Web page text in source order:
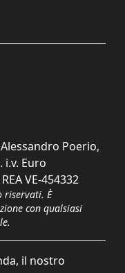
Poerio,
i.v. Euro
VE-454332
riservati. È
con qualsiasi
il nostro